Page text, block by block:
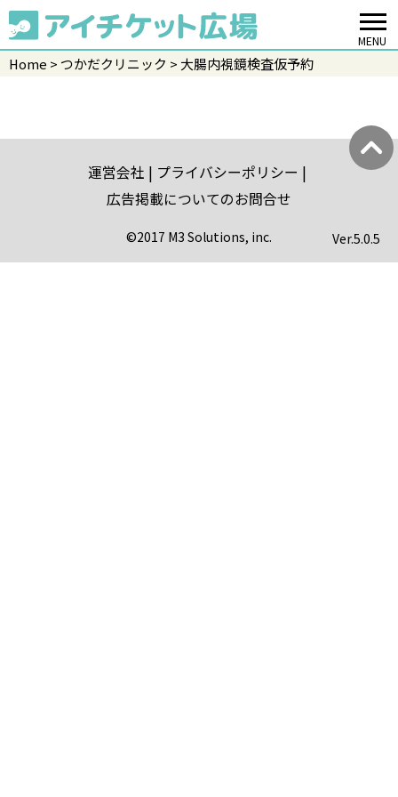
MENU
Home つかだクリニック 大腸内視鏡検査仮予約
運営会社
プライバシーポリシー
広告掲載についてのお問合せ
©2017 M3 Solutions, inc. Ver.5.0.5